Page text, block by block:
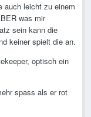
auch leicht zu einem
was mir
sein kann die
keiner spielt die an.
optisch ein
spass als er rot